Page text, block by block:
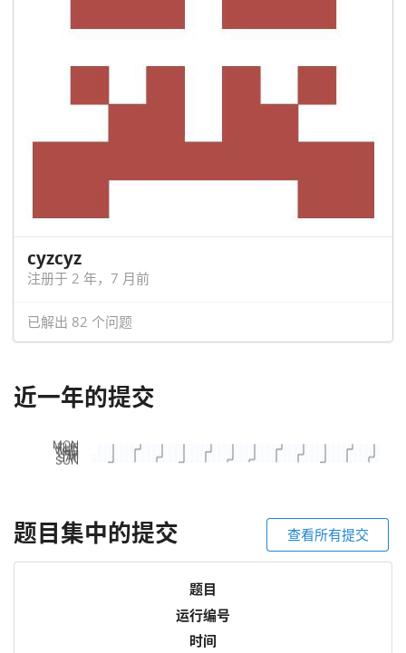
cyzcyz
注册于 2 年，7 月前
已解出 82 个问题
近一年的提交
题目集中的提交 查看所有提交
题目
运行编号
时间